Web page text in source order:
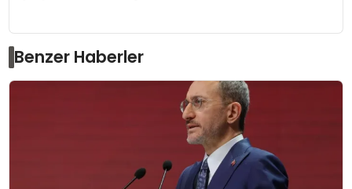
Benzer Haberler